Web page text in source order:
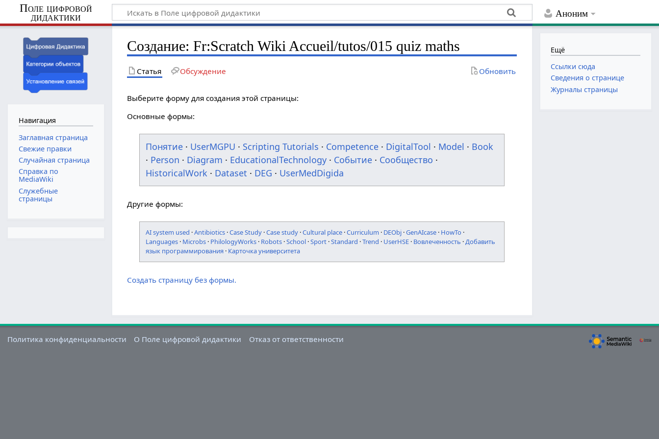
Аноним
Поле цифровой
дидактики
Создание: Fr:Scratch Wiki Accueil/tutos/015 quiz maths
Статья Обсуждение Обновить
Выберите форму для создания этой страницы:
Основные формы:
Понятие · UserMGPU · Scripting Tutorials · Competence · DigitalTool · Model · Book
· Person · Diagram · EducationalTechnology · Событие · Сообщество ·
HistoricalWork · Dataset · DEG · UserMedDigida
Другие формы:
AI system used ·Antibiotics ·Case Study ·Case study ·Cultural place ·Curriculum · DEObj ·GenAIcase · HowTo ·
Languages · Microbs · PhilologyWorks · Robots ·School ·Sport ·Standard ·Trend · UserHSE · Вовлеченность ·Добавить
язык программирования · Карточка университета
Создать страницу без формы.
Навигация
Заглавная страница
Свежие правки
Случайная страница
Справка по
MediaWiki
Служебные
страницы
Ещё
Ссылки сюда
Сведения о странице
Журналы страницы
Политика конфиденциальности О Поле цифровой дидактики Отказ от ответственности